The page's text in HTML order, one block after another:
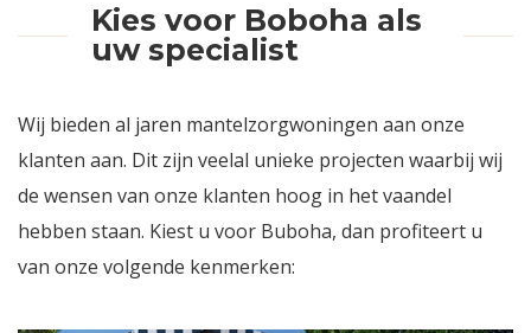
Kies voor Boboha als
uw specialist
Wij bieden al jaren mantelzorgwoningen aan onze
klanten aan. Dit zijn veelal unieke projecten waarbij wij
de wensen van onze klanten hoog in het vaandel
hebben staan. Kiest u voor Buboha, dan profiteert u
van onze volgende kenmerken: